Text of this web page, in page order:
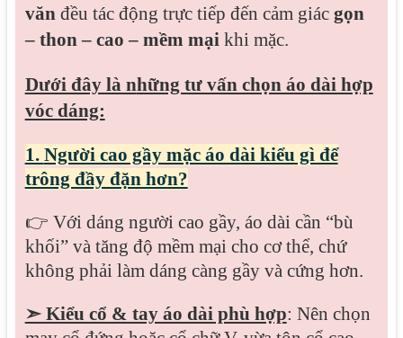
văn đều tác động trực tiếp đến cảm giác gọn
– thon – cao – mềm mạikhi mặc.
Dưới đây là những tư vấn chọn áo dài hợp
vóc dáng:
1. Người cao gầy mặc áo dài kiểu gì để
trông đầy đặn hơn?
👉 Với dáng người cao gầy, áo dài cần “bù
khối” và tăng độ mềm mại cho cơ thể, chứ
không phải làm dáng càng gầy và cứng hơn.
➣ Kiểu cổ & tay áo dài phù hợp: Nên chọn